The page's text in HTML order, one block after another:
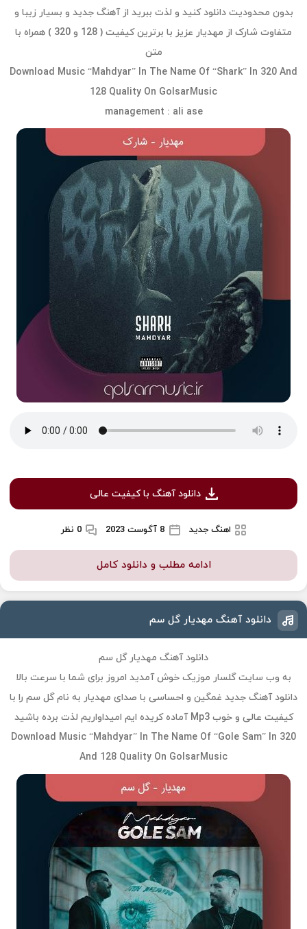
بدون محدودیت دانلود کنید و لذت ببرید از آهنگ جدید و بسیار زیبا و
متفاوت شارک از مهدیار عزیز با برترین کیفیت ( 128 و 320 ) همراه با
متن
Download Music “Mahdyar” In The Name Of “Shark” In 320 And
128 Quality On GolsarMusic
management : ali ase
دانلود آهنگ با کیفیت عالی
اهنگ جدید 8 آگوست 2023 0 نظر
ادامه مطلب و دانلود کامل
دانلود آهنگ مهدیار گل سم
دانلود آهنگ مهدیار گل سم
به وب سایت گلسار موزیک خوش آمدید امروز برای شما با سرعت بالا
دانلود آهنگ جدید غمگین و احساسی با صدای مهدیار به نام گل سم را با
کیفیت عالی و خوب Mp3 آماده کریده ایم امیداواریم لذت برده باشید
Download Music “Mahdyar” In The Name Of “Gole Sam” In 320
And 128 Quality On GolsarMusic